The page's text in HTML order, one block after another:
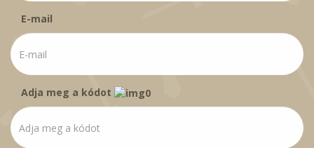
E-mail
Adja meg a kódot